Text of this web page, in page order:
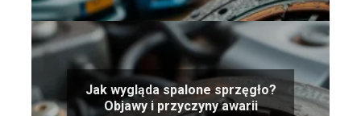
Jak wygląda spalone sprzęgło?
Objawy i przyczyny awarii